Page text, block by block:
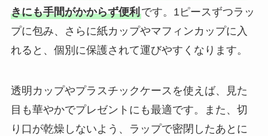
きにも手間がかからず便利です。1ピースずつラッ
プに包み、さらに紙カップやマフィンカップに入
れると、個別に保護されて運びやすくなります。
透明カップやプラスチックケースを使えば、見た
目も華やかでプレゼントにも最適です。また、切
り口が乾燥しないよう、ラップで密閉したあとに